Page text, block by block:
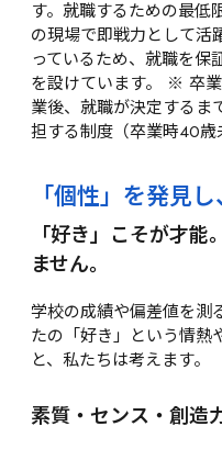
す。就職するための最低
の現場で即戦力として活
っているため、就職を
を設けています。 ※ 卒
業後、就職が決定するま
担する制度（卒業時40歳
「個性」を発見
「好き」こそが才
ません。
学校の成績や偏差値を測
たの「好き」という情熱
と、私たちは考えます。
素質・センス・創造